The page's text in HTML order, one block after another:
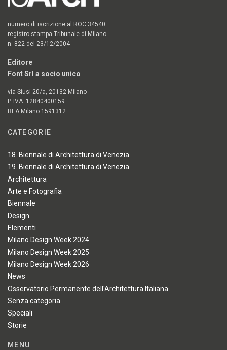
numero di iscrizione al ROC 34540
registro stampa Tribunale di Milano
n. 822 del 23/12/2004
Editore
Font Srl a socio unico
via Siusi 20/a, 20132 Milano
P. IVA: 12840400159
REA Milano 1591312
CATEGORIE
18. Biennale di Architettura di Venezia
19. Biennale di Architettura di Venezia
Architettura
Arte e Fotografia
Biennale
Design
Elementi
Milano Design Week 2024
Milano Design Week 2025
Milano Design Week 2026
News
Osservatorio Permanente dell'Architettura Italiana
Senza categoria
Speciali
Storie
MENU